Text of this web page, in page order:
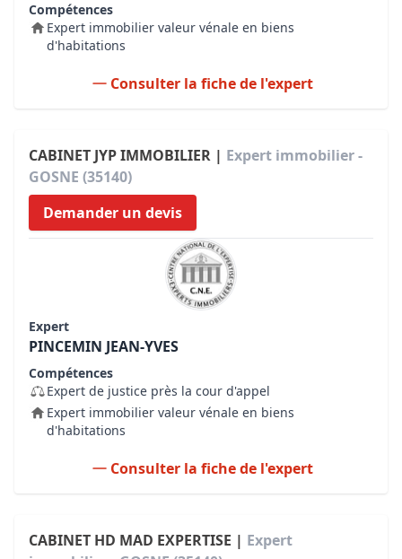
Compétences
Expert immobilier valeur vénale en biens
d'habitations
Consulter la fiche de l'expert
CABINET JYP IMMOBILIER | Expert immobilier -
GOSNE (35140)
Demander un devis
Expert
PINCEMIN JEAN-YVES
Compétences
Expert de justice près la cour d'appel
Expert immobilier valeur vénale en biens
d'habitations
Consulter la fiche de l'expert
CABINET HD MAD EXPERTISE | Expert